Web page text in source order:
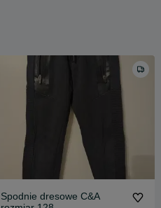
Spodnie dresowe C&A